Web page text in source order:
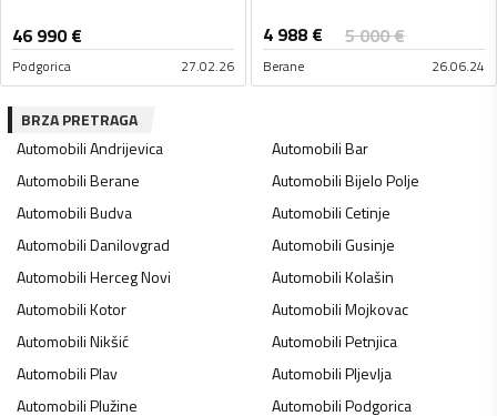
46 990€
Podgorica 27.02.26
4 988 € 5 000€
Berane 26.06.24
BRZA PRETRAGA
AutomobiliAndrijevica AutomobiliBar
AutomobiliBerane AutomobiliBijelo Polje
AutomobiliBudva AutomobiliCetinje
AutomobiliDanilovgrad AutomobiliGusinje
AutomobiliHerceg Novi AutomobiliKolašin
AutomobiliKotor AutomobiliMojkovac
AutomobiliNikšić AutomobiliPetnjica
AutomobiliPlav AutomobiliPljevlja
AutomobiliPlužine AutomobiliPodgorica